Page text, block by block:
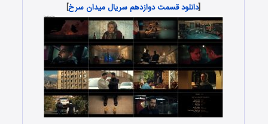
[دانلود قسمت دوازدهم سریال میدان سرخ]